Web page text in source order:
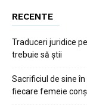
RECENTE
Traduceri juridice
trebuie să știi
Sacrificiul de sine
fiecare femeie